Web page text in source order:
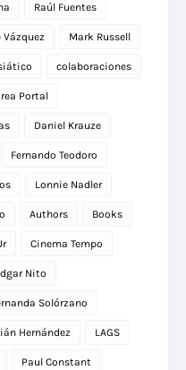
Raúl Fuentes
Vázquez Mark Russell
colaboraciones
Portal
Daniel Krauze
Fernando Teodoro
Lonnie Nadler
Authors Books
Cinema Tempo
Nito
Solórzano
Hernández LAGS
Paul Constant